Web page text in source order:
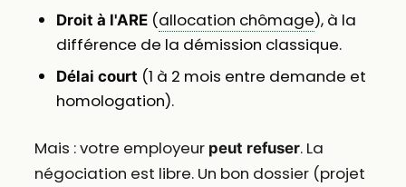
Droit à l'ARE(allocation chômage), à la
différence de la démission classique.
Délai court (1 à 2 mois entre demande et
homologation).
Mais : votre employeur peut refuser. La
négociation est libre. Un bon dossier (projet